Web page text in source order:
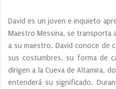
David es un joven e inquieto
Maestro Messina, se transporta
a su maestro. David conoce de
sus costumbres, su forma de
dirigen a la Cueva de Altamira,
entenderá su significado.